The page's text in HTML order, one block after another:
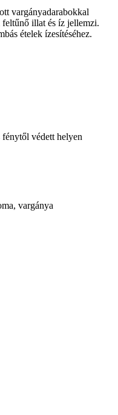
vargányadarabokkal
illat és íz jellemzi.
ételek ízesítéséhez.
fénytől védett helyen
vargánya